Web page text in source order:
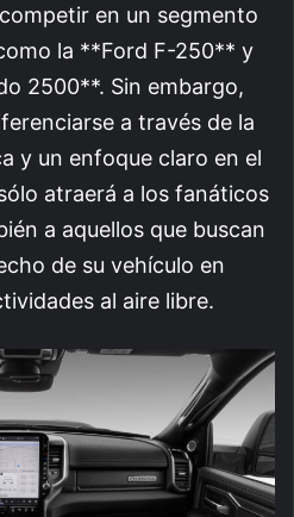
en un segmento
la **Ford F-250** y
2500**. Sin embargo,
a través de la
y un enfoque claro en el
atraerá a los fanáticos
a aquellos que buscan
de su vehículo en
al aire libre.